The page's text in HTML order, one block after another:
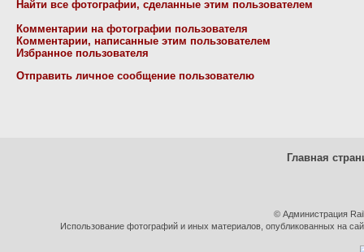
Найти все фотографии, сделанные этим пользователем
Комментарии на фотографии пользователя
Комментарии, написанные этим пользователем
Избранное пользователя
Отправить личное сообщение пользователю
Главная
© Администрация
Использование фотографий и иных материалов, опубликованных на